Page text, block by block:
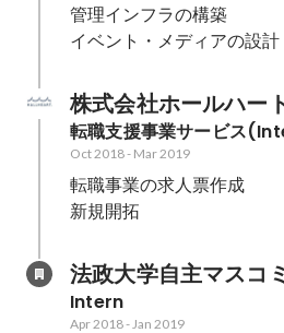
ンを行った。
管理インフラの構築
イベント・メディアの設計
株式会社ホールハー
転職支援事業サービス
Oct 2018- Mar 2019
転職事業の求人票作成
新規開拓
法政大学自主マスコ
Intern
Apr 2018-Jan 2019